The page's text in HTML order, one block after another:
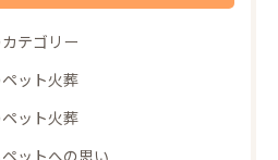
テゴリー
ット火葬
ット火葬
ットへの思い